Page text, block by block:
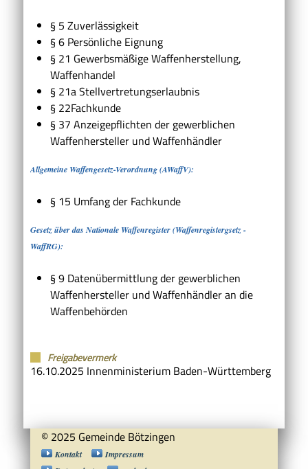
§ 5 Zuverlässigkeit
§ 6 Persönliche Eignung
§ 21 Gewerbsmäßige Waffenherstellung,
Waffenhandel
§ 21a Stellvertretungserlaubnis
§ 22Fachkunde
§ 37 Anzeigepflichten der gewerblichen
Waffenhersteller und Waffenhändler
Allgemeine Waffengesetz-Verordnung (AWaffV):
§ 15 Umfang der Fachkunde
Gesetz über das Nationale Waffenregister (Waffenregistergsetz -
WaffRG):
§ 9 Datenübermittlung der gewerblichen
Waffenhersteller und Waffenhändler an die
Waffenbehörden
Freigabevermerk
16.10.2025 Innenministerium Baden-Württemberg
© 2025 Gemeinde Bötzingen
Kontakt
Impressum